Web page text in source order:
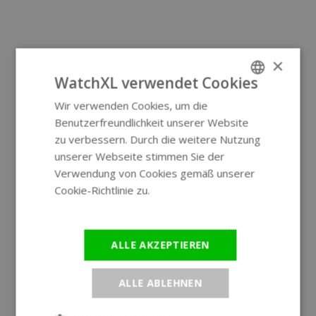
GERMAN
×
WatchXL verwendet Cookies
Wir verwenden Cookies, um die
Benutzerfreundlichkeit unserer Website
zu verbessern. Durch die weitere Nutzung
unserer Webseite stimmen Sie der
Verwendung von Cookies gemäß unserer
Cookie-Richtlinie zu.
ALLE AKZEPTIEREN
ALLE ABLEHNEN